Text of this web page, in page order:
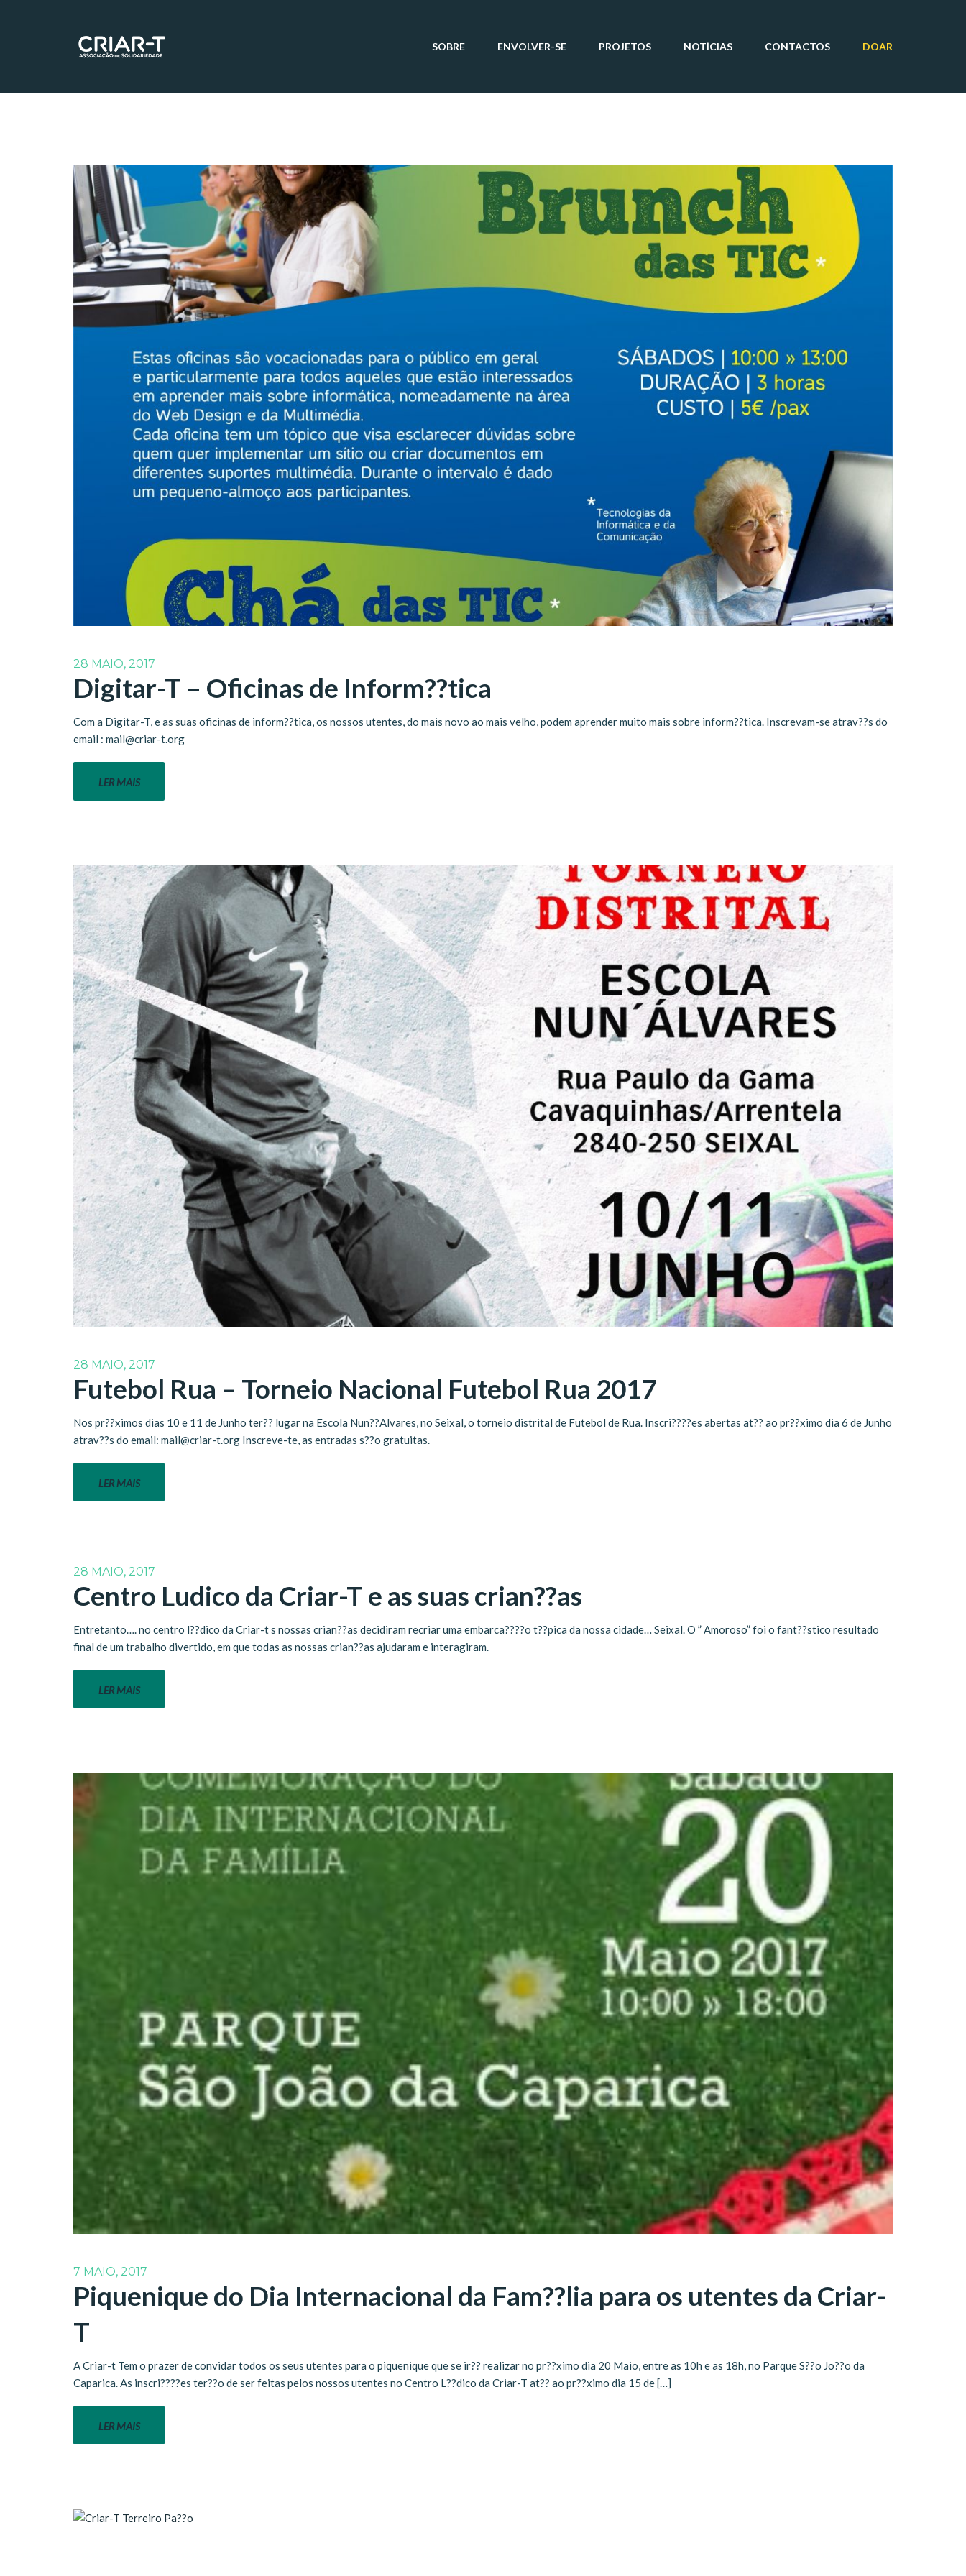
SOBRE ENVOLVER-SE PROJETOS NOTÍCIAS CONTACTOS DOAR
28 MAIO, 2017
Digitar-T – Oficinas de Inform??tica
Com a Digitar-T, e as suas oficinas de inform??tica, os nossos utentes, do mais novo ao mais velho, podem aprender muito mais sobre inform??tica. Inscrevam-se atrav??s do
email : mail@criar-t.org
LER MAIS
28 MAIO, 2017
Futebol Rua – Torneio Nacional Futebol Rua 2017
Nos pr??ximos dias 10 e 11 de Junho ter?? lugar na Escola Nun??Alvares, no Seixal, o torneio distrital de Futebol de Rua. Inscri????es abertas at?? ao pr??ximo dia 6 de Junho
atrav??s do email: mail@criar-t.org Inscreve-te, as entradas s??o gratuitas.
LER MAIS
28 MAIO, 2017
Centro Ludico da Criar-T e as suas crian??as
Entretanto…. no centro l??dico da Criar-t s nossas crian??as decidiram recriar uma embarca????o t??pica da nossa cidade… Seixal. O ” Amoroso” foi o fant??stico resultado
final de um trabalho divertido, em que todas as nossas crian??as ajudaram e interagiram.
LER MAIS
7 MAIO, 2017
Piquenique do Dia Internacional da Fam??lia para os utentes da Criar-
T
A Criar-t Tem o prazer de convidar todos os seus utentes para o piquenique que se ir?? realizar no pr??ximo dia 20 Maio, entre as 10h e as 18h, no Parque S??o Jo??o da
Caparica. As inscri????es ter??o de ser feitas pelos nossos utentes no Centro L??dico da Criar-T at?? ao pr??ximo dia 15 de […]
LER MAIS